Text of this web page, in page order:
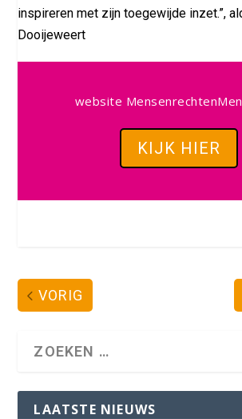
inspireren met zijn toegewijde inzet.”,
Dooijeweert
website
KIJK HIER
VORIG
LAATSTE NIEUWS